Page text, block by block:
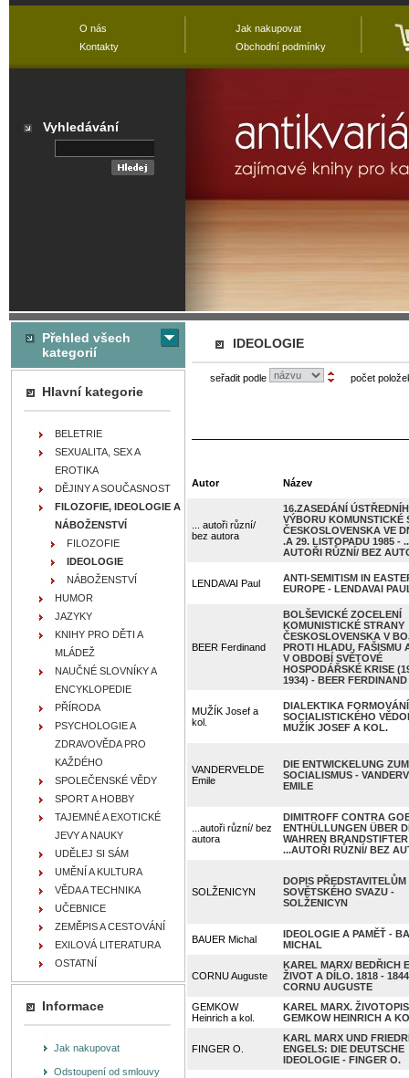
IDEOLOGIE
seřadit podle počet
Autor Název
... autoři různí/
bez autora
16.ZASEDÁNÍ
VÝBORU KOMUNSTICKÉ
ČESKOSLOVENSKA VE
.A 29. LISTOPADU 1985 -
AUTOŘI RŮZNÍ/ BEZ
LENDAVAI Paul
ANTI-SEMITISM IN
EUROPE - LENDAVAI
BEER Ferdinand
BOLŠEVICKÉ ZOCELENÍ
KOMUNISTICKÉ STRANY
ČESKOSLOVENSKA V
PROTI HLADU, FAŠISMU
V OBDOBÍ SVĚTOVÉ
HOSPODÁŘSKÉ KRISE
1934) - BEER FERDINAND
MUŽÍK Josef a
kol.
DIALEKTIKA FORMOVÁNÍ
SOCIALISTICKÉHO
MUŽÍK JOSEF A KOL.
VANDERVELDE
Emile
DIE ENTWICKELUNG ZUM
SOCIALISMUS -
EMILE
...autoři různí/ bez
autora
DIMITROFF CONTRA
ENTHÜLLUNGEN ÜBER
WAHREN
...AUTOŘI RŮZNÍ/ BEZ
SOLŽENICYN
DOPIS PŘEDSTAVITELŮM
SOVĚTSKÉHO SVAZU -
SOLŽENICYN
BAUER Michal
IDEOLOGIE A PAMĚŤ -
MICHAL
CORNU Auguste
KAREL MARX/ BEDŘICH
ŽIVOT A DÍLO. 1818 -
CORNU AUGUSTE
GEMKOW
Heinrich a kol.
KAREL MARX.
GEMKOW HEINRICH A
FINGER O.
KARL MARX UND
ENGELS: DIE DEUTSCHE
IDEOLOGIE - FINGER O.
Přehled všech
kategorií
Hlavní kategorie
BELETRIE
SEXUALITA, SEX A
EROTIKA
DĚJINY A SOUČASNOST
FILOZOFIE, IDEOLOGIE A
NÁBOŽENSTVÍ
FILOZOFIE
IDEOLOGIE
NÁBOŽENSTVÍ
HUMOR
JAZYKY
KNIHY PRO DĚTI A
MLÁDEŽ
NAUČNÉ SLOVNÍKY A
ENCYKLOPEDIE
PŘÍRODA
PSYCHOLOGIE A
ZDRAVOVĚDA PRO
KAŽDÉHO
SPOLEČENSKÉ VĚDY
SPORT A HOBBY
TAJEMNÉ A EXOTICKÉ
JEVY A NAUKY
UDĚLEJ SI SÁM
UMĚNÍ A KULTURA
VĚDA A TECHNIKA
UČEBNICE
ZEMĚPIS A CESTOVÁNÍ
EXILOVÁ LITERATURA
OSTATNÍ
Informace
Jak nakupovat
Odstoupení od smlouvy
O nás
Kontakty
Jak nakupovat
Obchodní podmínky
Vyhledávání